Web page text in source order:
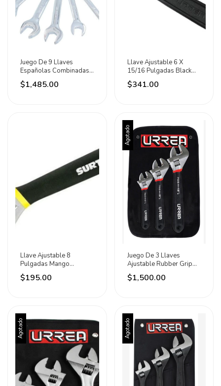
Juego De 9 Llaves
Españolas Combinadas
Métricas Urrea
$1,485.00
Llave Ajustable 6 X
15/16 Pulgadas Black
Urrea
$341.00
Llave Ajustable 8
Pulgadas Mango
Plastisol Surtek
$195.00
Agotado
Juego De 3 Llaves
Ajustable Rubber Grip
Urrea
$1,500.00
Agotado Agotado